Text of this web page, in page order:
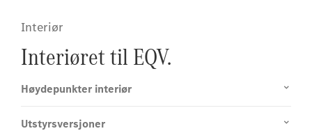
Interiør
Interiøret til EQV.
Høydepunkter interiør
Utstyrsversjoner